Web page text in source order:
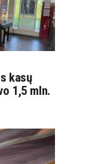
kasų
1,5 mln.